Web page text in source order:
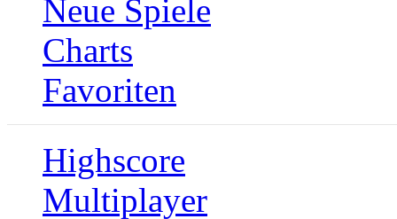
Neue Spiele
Charts
Favoriten
Highscore
Multiplayer